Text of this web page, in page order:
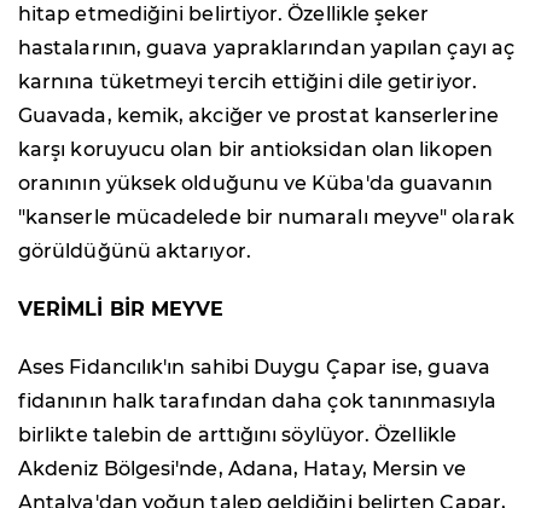
hitap etmediğini belirtiyor. Özellikle şeker
hastalarının, guava yapraklarından yapılan çayı aç
karnına tüketmeyi tercih ettiğini dile getiriyor.
Guavada, kemik, akciğer ve prostat kanserlerine
karşı koruyucu olan bir antioksidan olan likopen
oranının yüksek olduğunu ve Küba'da guavanın
"kanserle mücadelede bir numaralı meyve" olarak
görüldüğünü aktarıyor.
VERİMLİ BİR MEYVE
Ases Fidancılık'ın sahibi Duygu Çapar ise, guava
fidanının halk tarafından daha çok tanınmasıyla
birlikte talebin de arttığını söylüyor. Özellikle
Akdeniz Bölgesi'nde, Adana, Hatay, Mersin ve
Antalya'dan yoğun talep geldiğini belirten Çapar,